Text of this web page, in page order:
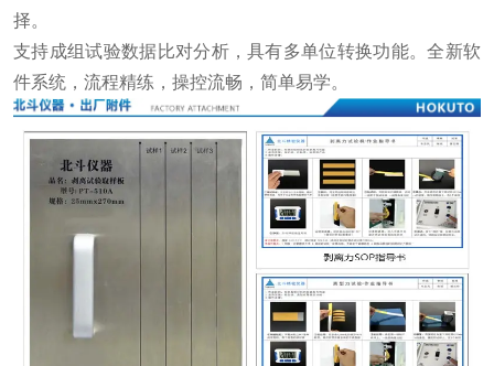
择。
支持成组试验数据比对分析，具有多单位转换功能。全新软
件系统，流程精练，操控流畅，简单易学。